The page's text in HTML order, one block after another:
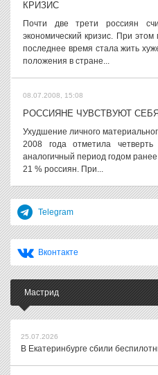
КРИЗИС
Почти две трети россиян
экономический кризис. При
последнее время стала жить
положения в стране...
08.07.2008, 15:08
РОССИЯНЕ ЧУВСТВУЮТ
Ухудшение личного
2008 года отметила
аналогичный период годом
21 % россиян. При...
Telegram
Вконтакте
Мастрид
25.07.2026
В Екатеринбурге сбили